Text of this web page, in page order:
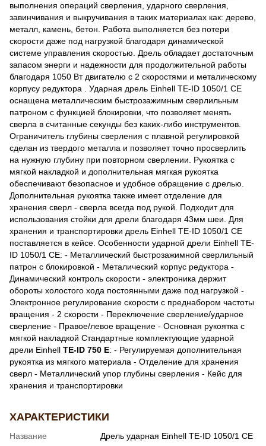
выполнения операций сверления, ударного сверления,
завинчивания и выкручивания в таких материалах как: дерево,
металл, камень, бетон. Работа выполняется без потери
скорости даже под нагрузкой благодаря динамической
системе управления скоростью. Дрель обладает достаточным
запасом энерги и надежности для продолжительной работы
благодаря 1050 Вт двигателю с 2 скоростями и металическому
корпусу редуктора . Ударная дрель Einhell TE-ID 1050/1 CE
оснащена металлическим быстрозажимным сверлильным
патроном с функцией блокировки, что позволяет менять
сверла в считанные секунды без каких-либо инструментов.
Ограничитель глубины сверления с плавной регулировкой
сделан из твердого металла и позволяет точно просверлить
на нужную глубину при повторном сверлении. Рукоятка с
мягкой накладкой и дополнительная мягкая рукоятка
обеспечивают безопасное и удобное обращение с дрелью.
Дополнительная рукоятка также имеет отделение для
хранения сверл - сверла всегда под рукой. Подходит для
использования стойки для дрели благодаря 43мм шеи. Для
хранения и транспортировки дрель Einhell TE-ID 1050/1 CE
поставляется в кейсе. Особенности ударной дрели Einhell TE-
ID 1050/1 CE: - Металлический быстрозажимной сверлильный
патрон с блокировкой - Металический корпус редуктора -
Динамический контроль скорости - электроника держит
обороты холостого хода постоянными даже под нагрузкой -
Электронное регулирование скорости с преднабором частоты
вращения - 2 скорости - Переключение сверление/ударное
сверление - Правое/левое вращение - Основная рукоятка с
мягкой накладкой Стандартные комплектующие ударной
дрели Einhell TE-ID 750 E: - Регулируемая дополнительная
рукоятка из мягкого материала - Отделение для хранения
сверл - Металлический упор глубины сверления - Кейс для
хранения и транспортировки
ХАРАКТЕРИСТИКИ
Название
Дрель ударная Einhell TE-ID 1050/1 CE